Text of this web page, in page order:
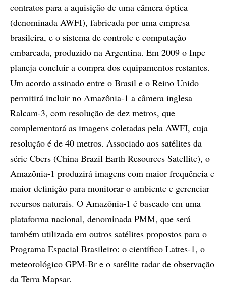
contratos para a aquisição de uma câmera óptica
(denominada AWFI), fabricada por uma empresa
brasileira, e o sistema de controle e computação
embarcada, produzido na Argentina. Em 2009 o Inpe
planeja concluir a compra dos equipamentos restantes.
Um acordo assinado entre o Brasil e o Reino Unido
permitirá incluir no Amazônia-1 a câmera inglesa
Ralcam-3, com resolução de dez metros, que
complementará as imagens coletadas pela AWFI, cuja
resolução é de 40 metros. Associado aos satélites da
série Cbers (China Brazil Earth Resources Satellite), o
Amazônia-1 produzirá imagens com maior frequência e
maior definição para monitorar o ambiente e gerenciar
recursos naturais. O Amazônia-1 é baseado em uma
plataforma nacional, denominada PMM, que será
também utilizada em outros satélites propostos para o
Programa Espacial Brasileiro: o científico Lattes-1, o
meteorológico GPM-Br e o satélite radar de observação
da Terra Mapsar.